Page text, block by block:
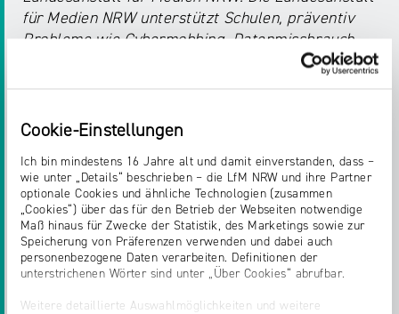
Cookie-Einstellungen
Ich bin mindestens 16 Jahre alt und damit einverstanden, dass –
wie unter „Details“ beschrieben – die LfM NRW und ihre Partner
optionale Cookies und ähnliche Technologien (zusammen
„Cookies“) über das für den Betrieb der Webseiten notwendige
Maß hinaus für Zwecke der Statistik, des Marketings sowie zur
Speicherung von Präferenzen verwenden und dabei auch
personenbezogene Daten verarbeiten. Definitionen der
unterstrichenen Wörter sind unter „Über Cookies“ abrufbar.
Weitere detaillierte Auswahlmöglichkeiten und weitere
für Medien NRW unterstützt Schulen, präventiv
Probleme wie Cybermobbing, Datenmissbrauch
oder exzessive Mediennutzung aufzugreifen. Mit
dieser „Peer-Education“ vermitteln Schülerinnen
die Fähigkeiten und die Voraussetzung für einen
sicheren, fairen und selbstbestimmten Umgang
mit digitalen Medien.
Seit dem Start 2011 wurden, an rund 900 Schulen
in NRW, über 4.300 Schülerinnen und Schüler
qualifiziert und mehr als 1.700
Beratungslehrkräfte ausgebildet.
Die „Medienscouts NRW“ sind bundesweit ein